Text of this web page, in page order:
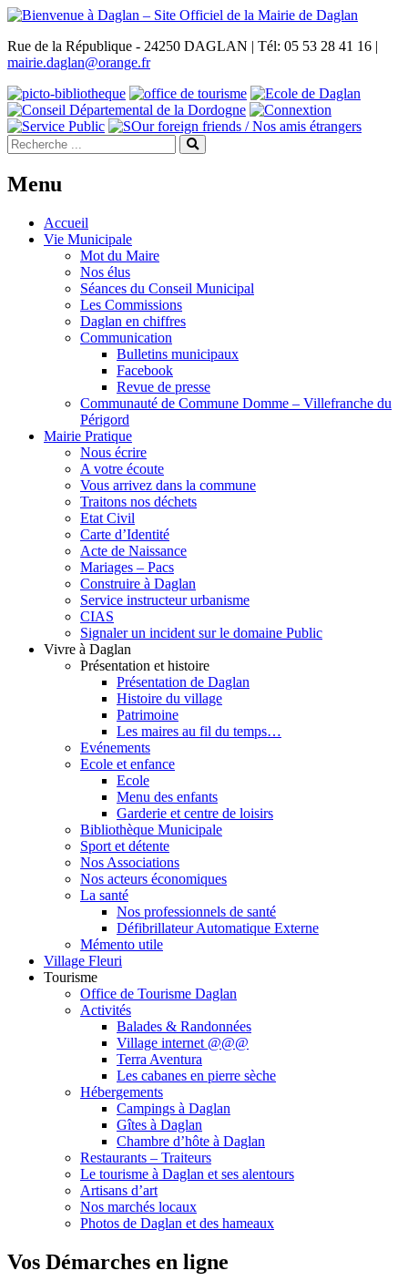
Rue de la République - 24250 DAGLAN | Tél: 05 53 28 41 16 |
mairie.daglan@orange.fr
Menu
Accueil
Vie Municipale
Mot du Maire
Nos élus
Séances du Conseil Municipal
Les Commissions
Daglan en chiffres
Communication
Bulletins municipaux
Facebook
Revue de presse
Communauté de Commune Domme – Villefranche du
Périgord
Mairie Pratique
Nous écrire
A votre écoute
Vous arrivez dans la commune
Traitons nos déchets
Etat Civil
Carte d’Identité
Acte de Naissance
Mariages – Pacs
Construire à Daglan
Service instructeur urbanisme
CIAS
Signaler un incident sur le domaine Public
Vivre à Daglan
Présentation et histoire
Présentation de Daglan
Histoire du village
Patrimoine
Les maires au fil du temps…
Evénements
Ecole et enfance
Ecole
Menu des enfants
Garderie et centre de loisirs
Bibliothèque Municipale
Sport et détente
Nos Associations
Nos acteurs économiques
La santé
Nos professionnels de santé
Défibrillateur Automatique Externe
Mémento utile
Village Fleuri
Tourisme
Office de Tourisme Daglan
Activités
Balades & Randonnées
Village internet @@@
Terra Aventura
Les cabanes en pierre sèche
Hébergements
Campings à Daglan
Gîtes à Daglan
Chambre d’hôte à Daglan
Restaurants – Traiteurs
Le tourisme à Daglan et ses alentours
Artisans d’art
Nos marchés locaux
Photos de Daglan et des hameaux
Vos Démarches en ligne